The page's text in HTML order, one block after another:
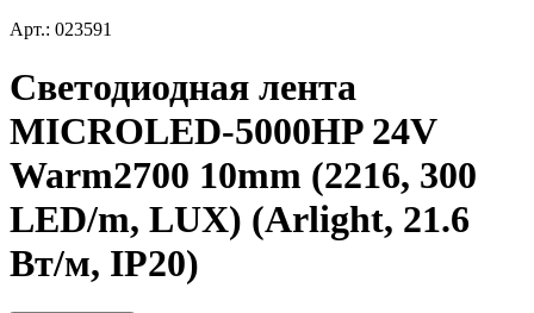
Арт.: 023591
Светодиодная лента
MICROLED-5000HP 24V
Warm2700 10mm (2216, 300
LED/m, LUX) (Arlight, 21.6
Вт/м, IP20)